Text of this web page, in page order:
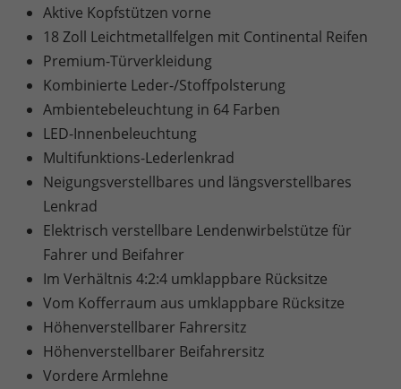
Aktive Kopfstützen vorne
18 Zoll Leichtmetallfelgen mit Continental Reifen
Premium-Türverkleidung
Kombinierte Leder-/Stoffpolsterung
Ambientebeleuchtung in 64 Farben
LED-Innenbeleuchtung
Multifunktions-Lederlenkrad
Neigungsverstellbares und längsverstellbares
Lenkrad
Elektrisch verstellbare Lendenwirbelstütze für
Fahrer und Beifahrer
Im Verhältnis 4:2:4 umklappbare Rücksitze
Vom Kofferraum aus umklappbare Rücksitze
Höhenverstellbarer Fahrersitz
Höhenverstellbarer Beifahrersitz
Vordere Armlehne